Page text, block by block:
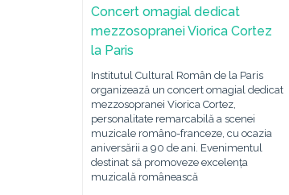
Concert omagial dedicat
mezzosopranei Viorica Cortez
la Paris
Institutul Cultural Român de la Paris
organizează un concert omagial dedicat
mezzosopranei Viorica Cortez,
personalitate remarcabilă a scenei
muzicale româno-franceze, cu ocazia
aniversării a 90 de ani. Evenimentul
destinat să promoveze excelența
muzicală românească